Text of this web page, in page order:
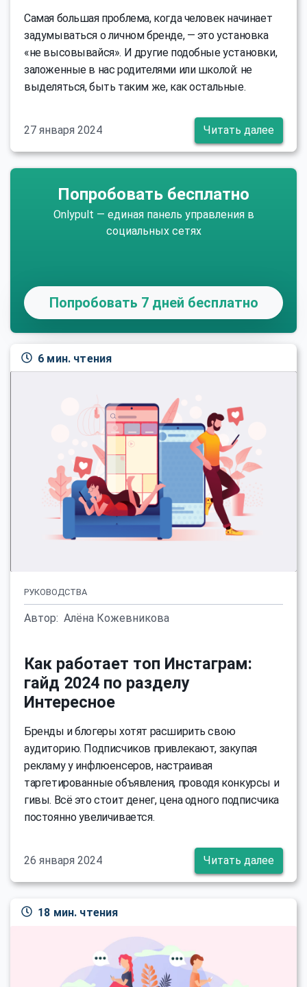
Самая большая проблема, когда человек начинает
задумываться о личном бренде, — это установка
«не высовывайся». И другие подобные установки,
заложенные в нас родителями или школой: не
выделяться, быть таким же, как остальные.
27 января 2024 Читать далее
Попробовать бесплатно
Onlypult — единая панель управления в
социальных сетях
Попробовать 7 дней бесплатно
6 мин. чтения
РУКОВОДСТВА
Автор: Алёна Кожевникова
Как работает топ Инстаграм:
гайд 2024 по разделу
Интересное
Бренды и блогеры хотят расширить свою
аудиторию. Подписчиков привлекают, закупая
рекламу у инфлюенсеров, настраивая
таргетированные объявления, проводя конкурсы и
гивы. Всё это стоит денег, цена одного подписчика
постоянно увеличивается.
26 января 2024 Читать далее
18 мин. чтения